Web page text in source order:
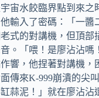
宙水餃臨界點到來
入了密碼：「一
式的對講機，但頂部
「喂！是廖沾沾
，他捏著對講機
傳來K-999崩潰的
泥！」就在廖沾